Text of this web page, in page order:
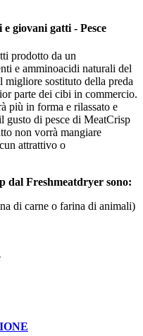
giovani gatti - Pesce
prodotto da un
e amminoacidi naturali del
migliore sostituto della preda
parte dei cibi in commercio.
più in forma e rilassato e
gusto di pesce di MeatCrisp
non vorrà mangiare
attrattivo o
dal Freshmeatdryer sono:
di carne o farina di animali)